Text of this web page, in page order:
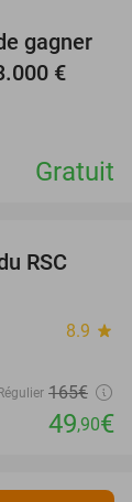
gagner
€
Gratuit
70%
RSC
8.9 star
165€
49,90€